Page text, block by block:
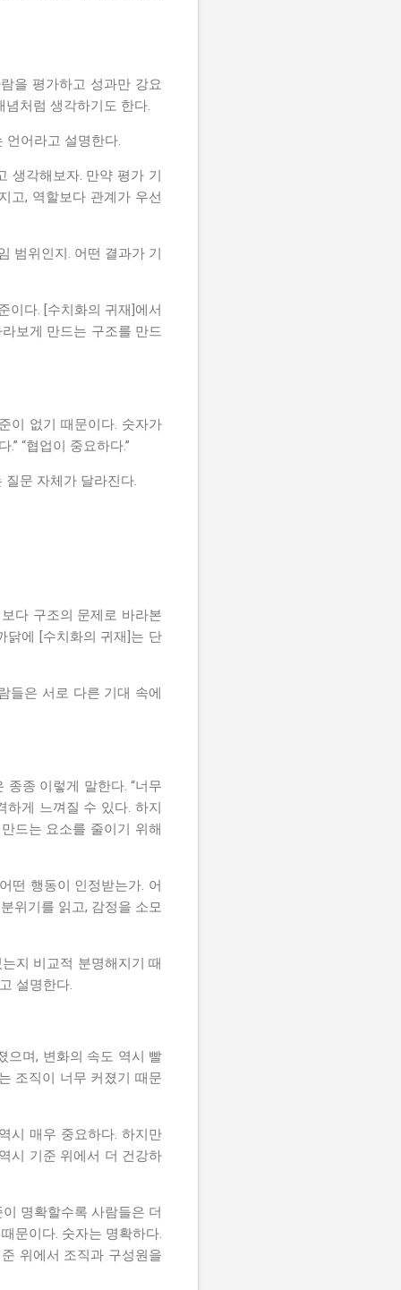
을 평가하고 성과만 강요
처럼 생각하기도 한다.
어라고 설명한다.
생각해보자. 만약 평가 기
고, 역할보다 관계가 우선
범위인지. 어떤 결과가 기
이다. [수치화의 귀재]에서
보게 만드는 구조를 만드
이 없기 때문이다. 숫자가
“협업이 중요하다.”
문 자체가 달라진다.
다 구조의 문제로 바라본
닭에 [수치화의 귀재]는 단
들은 서로 다른 기대 속에
종 이렇게 말한다. “너무
하게 느껴질 수 있다. 하지
드는 요소를 줄이기 위해
떤 행동이 인정받는가. 어
위기를 읽고, 감정을 소모
지 비교적 분명해지기 때
설명한다.
으며, 변화의 속도 역시 빨
조직이 너무 커졌기 때문
시 매우 중요하다. 하지만
시 기준 위에서 더 건강하
명확할수록 사람들은 더
문이다. 숫자는 명확하다.
위에서 조직과 구성원을